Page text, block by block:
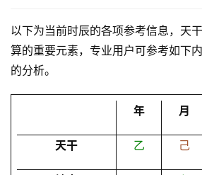
黄
以下为当前时辰的各项参考信息，天
算的重要元素，专业用户可参考如下
的分析。
年 月
天干 乙 己